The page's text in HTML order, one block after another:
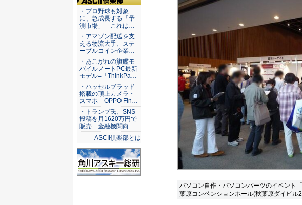
パソコン自作・パソコンパーツのイベント
葉原コンベンションホール(秋葉原ダイビル
ASCII倶楽部
・プロ野球も対象
に、急成長する「予
測市場」 これは…
・アマゾン配送を支
える物流大手、ステ
ーブルコイン企業…
・あこがれの旗艦モ
バイルノートPC最新
モデル=「ThinkPa…
・ハッセルブラッド
搭載の頂上カメラ・
スマホ「OPPO Fin…
・トランプ氏、SNS
投稿を月1620万円で
販売 金融機関向…
ASCII倶楽部とは